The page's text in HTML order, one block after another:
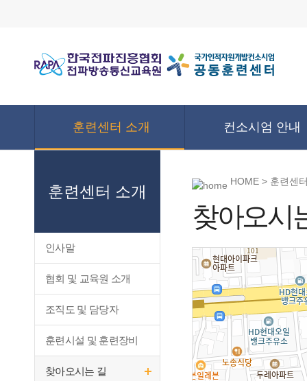
훈련센터 소개 컨소시엄 안내
훈련센터 소개
인사말
협회 및 교육원 소개
조직도 및 담당자
훈련시설 및 훈련장비
찾아오시는 길
HOME > 훈련센
찾아오시